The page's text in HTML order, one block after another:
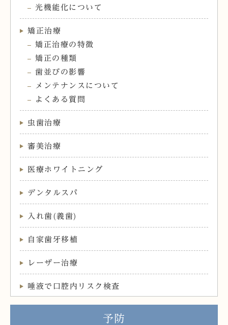
光機能化について
矯正治療
矯正治療の特徴
矯正の種類
歯並びの影響
メンテナンスについて
よくある質問
虫歯治療
審美治療
医療ホワイトニング
デンタルスパ
入れ歯(義歯)
自家歯牙移植
レーザー治療
唾液で口腔内リスク検査
予防